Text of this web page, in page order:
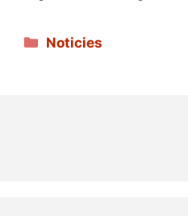
Categories
Noticies